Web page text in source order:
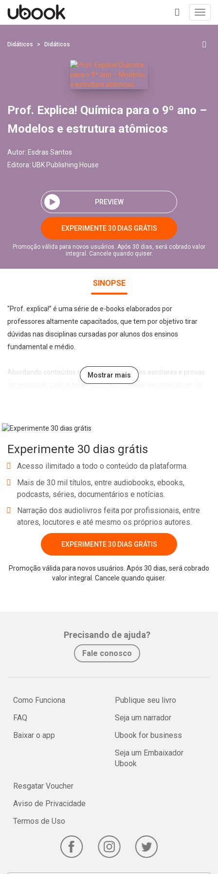
+
Didáticos Didáticos
Prof. Explica! Química para o 9º ano –
Modelos e estrutura atômicos
Autor: Esdras Santos
Editora: UBK Publishing House
PREVIEW
EXPERIMENTE 30 DIAS GRÁTIS
Promoção válida para novos usuários. Após 30 dias, será cobrado valor
integral. Cancele quando quiser.
SINOPSE
"Prof. explica!” é uma série de e-books elaborados por
professores altamente capacitados, que tem por objetivo tirar
dúvidas nas disciplinas cursadas por alunos dos ensinos
fundamental e médio.
Abordando conteúdos recorrentes em testes escolares e provas
de vestibular, cada e-book foca nas principais características do
principais pontos sobre os modelos e estruturas atômicos!
Mostrar mais
Experimente 30 dias grátis
Acesso ilimitado a todo o conteúdo da plataforma.
Mais de 30 mil títulos, entre audiobooks, ebooks,
podcasts, séries, documentários e notícias.
Narração dos audiolivros feita por profissionais, entre
atores, locutores e até mesmo os próprios autores.
EXPERIMENTE 30 DIAS GRÁTIS
Promoção válida para novos usuários. Após 30 dias, será cobrado
valor integral. Cancele quando quiser.
Precisando de ajuda?
Fale conosco
Como Funciona
FAQ
Baixar o app
Publique seu livro
Seja um narrador
Ubook for business
Seja um Embaixador
Ubook
Resgatar Voucher
Aviso de Privacidade
Termos de Uso
Whatsapp Facebook Twitter E-mail